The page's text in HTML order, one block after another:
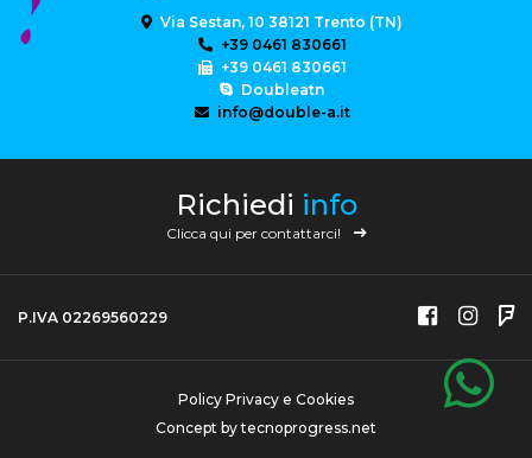
Via Sestan, 10 38121 Trento (TN)
+39 0461 830661
+39 0461 830661
Doubleatn
info@double-a.it
Richiedi info
Clicca qui per contattarci!
P.IVA 02269560229
Policy Privacy e Cookies
Concept bytecnoprogress.net